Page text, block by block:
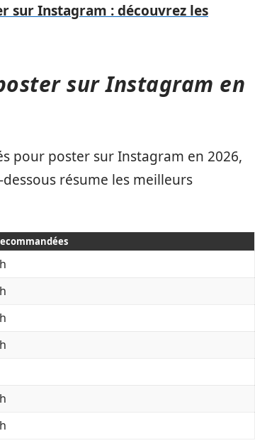
sur Instagram : découvrez les
sur Instagram en
pour poster sur Instagram en 2026,
résume les meilleurs